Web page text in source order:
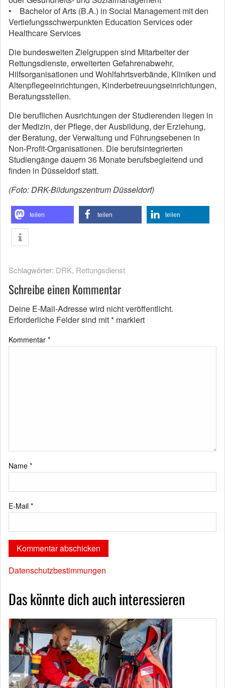
• Bachelor of Arts (B.A.) in Social Management mit den
Vertiefungsschwerpunkten Education Services oder
Healthcare Services
Die bundesweiten Zielgruppen sind Mitarbeiter der
Rettungsdienste, erweiterten Gefahrenabwehr,
Hilfsorganisationen und Wohlfahrtsverbände, Kliniken und
Altenpflegeeinrichtungen, Kinderbetreuungseinrichtungen,
Beratungsstellen.
Die beruflichen Ausrichtungen der Studierenden liegen in
der Medizin, der Pflege, der Ausbildung, der Erziehung,
der Beratung, der Verwaltung und Führungsebenen in
Non-Profit-Organisationen. Die berufsintegrierten
Studiengänge dauern 36 Monate berufsbegleitend und
finden in Düsseldorf statt.
(Foto: DRK-Bildungszentrum Düsseldorf)
teilen teilen teilen
Schlagwörter: DRK, Rettungsdienst
Schreibe einen Kommentar
Deine E-Mail-Adresse wird nicht veröffentlicht.
Erforderliche Felder sind mit* markiert
Kommentar *
Name *
E-Mail *
Datenschutzbestimmungen
Das könnte dich auch interessieren